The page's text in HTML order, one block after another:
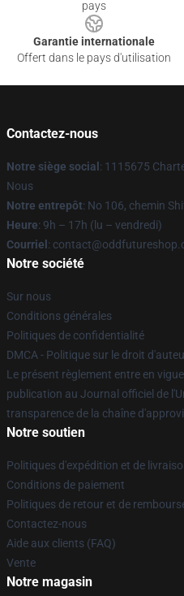
pays
Garantie internationale
Offert dans le pays d'utilisation
Contactez-nous
Notre siège social : 1115675
Nous
Notre entrepôt: No 106, chemin
Heure: 9h – 17h (lu – vendredi)
Courriel :
Notre société
Sur nous
Conditions générales
Politiques de confidentialité
DMCA - Politique sur le droit
Le présent règlement entre en
publication au Journal officiel de
transparence de la chaîne
Notre soutien
Politiques d'expédition et de
Conditions de paiement
Politiques de retour et de
Contactez-nous
Aide aux clients (FAQ)
Vente
Notre magasin